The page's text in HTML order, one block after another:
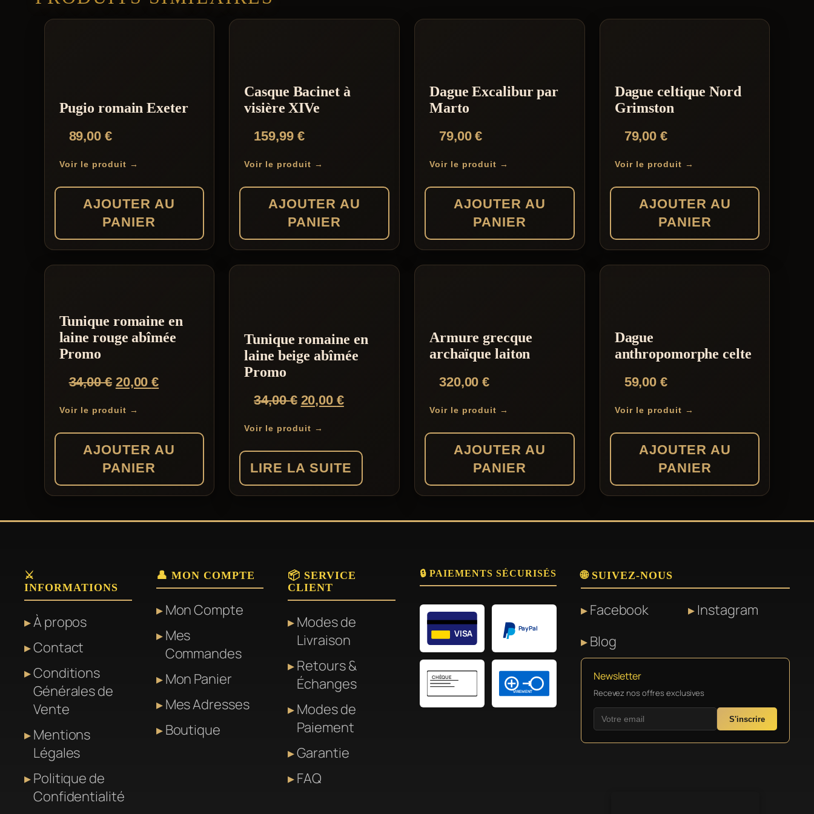
Pugio romain Exeter
89,00 €
Voir le produit →
AJOUTER AU
PANIER
Casque Bacinet à
visière XIVe
159,99 €
Voir le produit →
AJOUTER AU
PANIER
Dague Excalibur par
Marto
79,00€
Voir le produit →
AJOUTER AU
PANIER
Dague celtique Nord
Grimston
79,00€
Voir le produit →
AJOUTER AU
PANIER
Tunique romaine en
laine rouge abîmée
Promo
34,00€ Le
initial
était :
34,00 €.
20,00€Le
est :
20,00 €.
Voir le produit →
AJOUTER AU
PANIER
Tunique romaine en
laine beige abîmée
Promo
34,00€ Le
initial
était :
34,00 €.
20,00 €Le
est :
20,00 €.
Voir le produit →
LIRE LA SUITE
Armure grecque
archaïque laiton
320,00€
Voir le produit →
AJOUTER AU
PANIER
Dague
anthropomorphe celte
59,00€
Voir le produit →
AJOUTER AU
PANIER
⚔️
INFORMATIONS
À propos
Contact
Conditions
Générales de
Vente
Mentions
Légales
Politique de
Confidentialité
👤 MON COMPTE
Mon Compte
Mes
Commandes
Mon Panier
Mes Adresses
Boutique
📦 SERVICE
CLIENT
Modes de
Livraison
Retours &
Échanges
Modes de
Paiement
Garantie
FAQ
🔒 PAIEMENTS SÉCURISÉS
VISA PayPal
CHÈQUE
VIREMENT
🌐 SUIVEZ-NOUS
Facebook
Instagram
Blog
Newsletter
Recevez nos offres exclusives
S'inscrire